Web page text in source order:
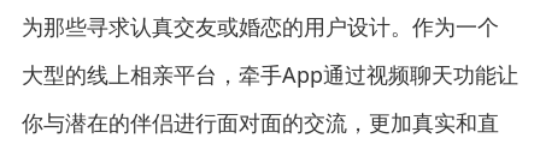
为那些寻求认真交友或婚恋的用户设计。作为一个
大型的线上相亲平台，牵手App通过视频聊天功能让
你与潜在的伴侣进行面对面的交流，更加真实和直